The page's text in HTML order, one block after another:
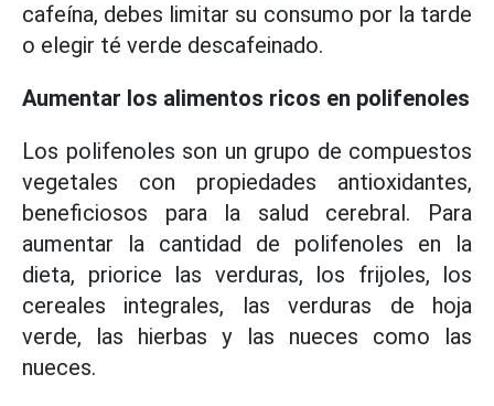
cafeína, debes limitar su consumo por la tarde
o elegir té verde descafeinado.
Aumentar los alimentos ricos en polifenoles
Los polifenoles son un grupo de compuestos
vegetales con propiedades antioxidantes,
beneficiosos para la salud cerebral. Para
aumentar la cantidad de polifenoles en la
dieta, priorice las verduras, los frijoles, los
cereales integrales, las verduras de hoja
verde, las hierbas y las nueces como las
nueces.